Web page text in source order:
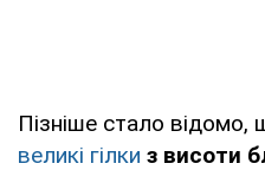
Пізніше стало відомо,
великі гілки з висоти